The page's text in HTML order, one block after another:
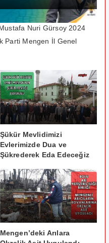
Nuri Gürsoy 2024
Parti Mengen İl Genel
Şükür Mevlidimizi
Evlerimizde Dua ve
Şükrederek Eda Edeceğiz
Mengen’deki Arılara